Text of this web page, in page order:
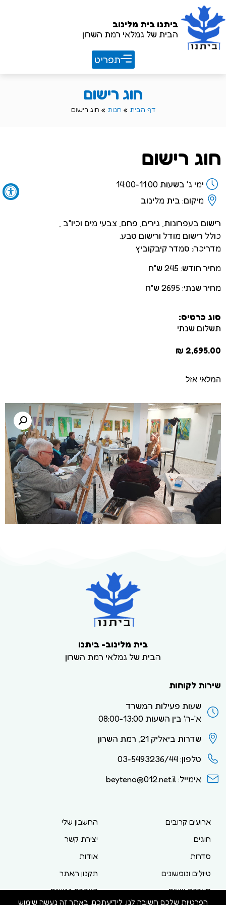
ביתנו בית מלינוב
הבית של גמלאי רמת השרון
חוג רישום
דף הבית » חנות » חוג רישום
חוג רישום
ימי ג' בשעות 14:00-11:00
מיקום: בית מלינוב
רישום בעפרונות, גירים, פחם, צבעי מים וכיו"ב ,
כולל רישום מודל ורישום טבע.
מדריכה: סמדר קיבקוביץ
מחיר חודש: 245 ש"ח
מחיר שנתי: 2695 ש"ח
סוג כרטיס:
תשלום שנתי
₪ 2,695.00
המלאי אזל
בית מלינוב- ביתנו
הבית של גמלאי רמת השרון
שירות לקוחות
שעות פעילות המשרד
א'-ה' בין השעות 08:00-13:00
שדרות ביאליק 21, רמת השרון
טלפון: 03-5493236/44
אימייל: beyteno@012.net.il
ארועים קרובים
חוגים
סדרות
טיולים ונופשונים
מערכת שעות
החשבון שלי
יצירת קשר
אודות
תקנון האתר
הצהרת נגישות
הפרטיות שלכם חשובה לנו. לידיעתכם, באתר זה נעשה שימוש